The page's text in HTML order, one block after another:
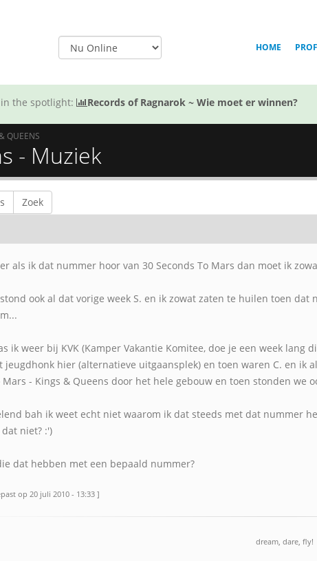
HOME
the spotlight: Records of Ragnarok ~ Wie moet er winnen?
QUEENS
- Muziek
Zoek
als ik dat nummer hoor van 30 Seconds To Mars dan moet ik
stond ook al dat vorige week S. en ik zowat zaten te huilen toen
ik weer bij KVK (Kamper Vakantie Komitee, doe je een week
jeugdhonk hier (alternatieve uitgaansplek) en toen waren C. en ik
Mars - Kings & Queens door het hele gebouw en toen stonden we
bah ik weet echt niet waarom ik dat steeds met dat nummer
niet? :')
dat hebben met een bepaald nummer?
op 20 juli 2010 - 13:33 ]
dream, dare, fly!